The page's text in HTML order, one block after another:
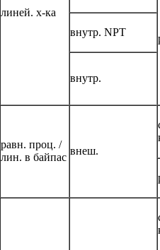
линей. х-ка
внутр. NPT
внутр.
равн. проц. /
лин. в байпас
внеш.